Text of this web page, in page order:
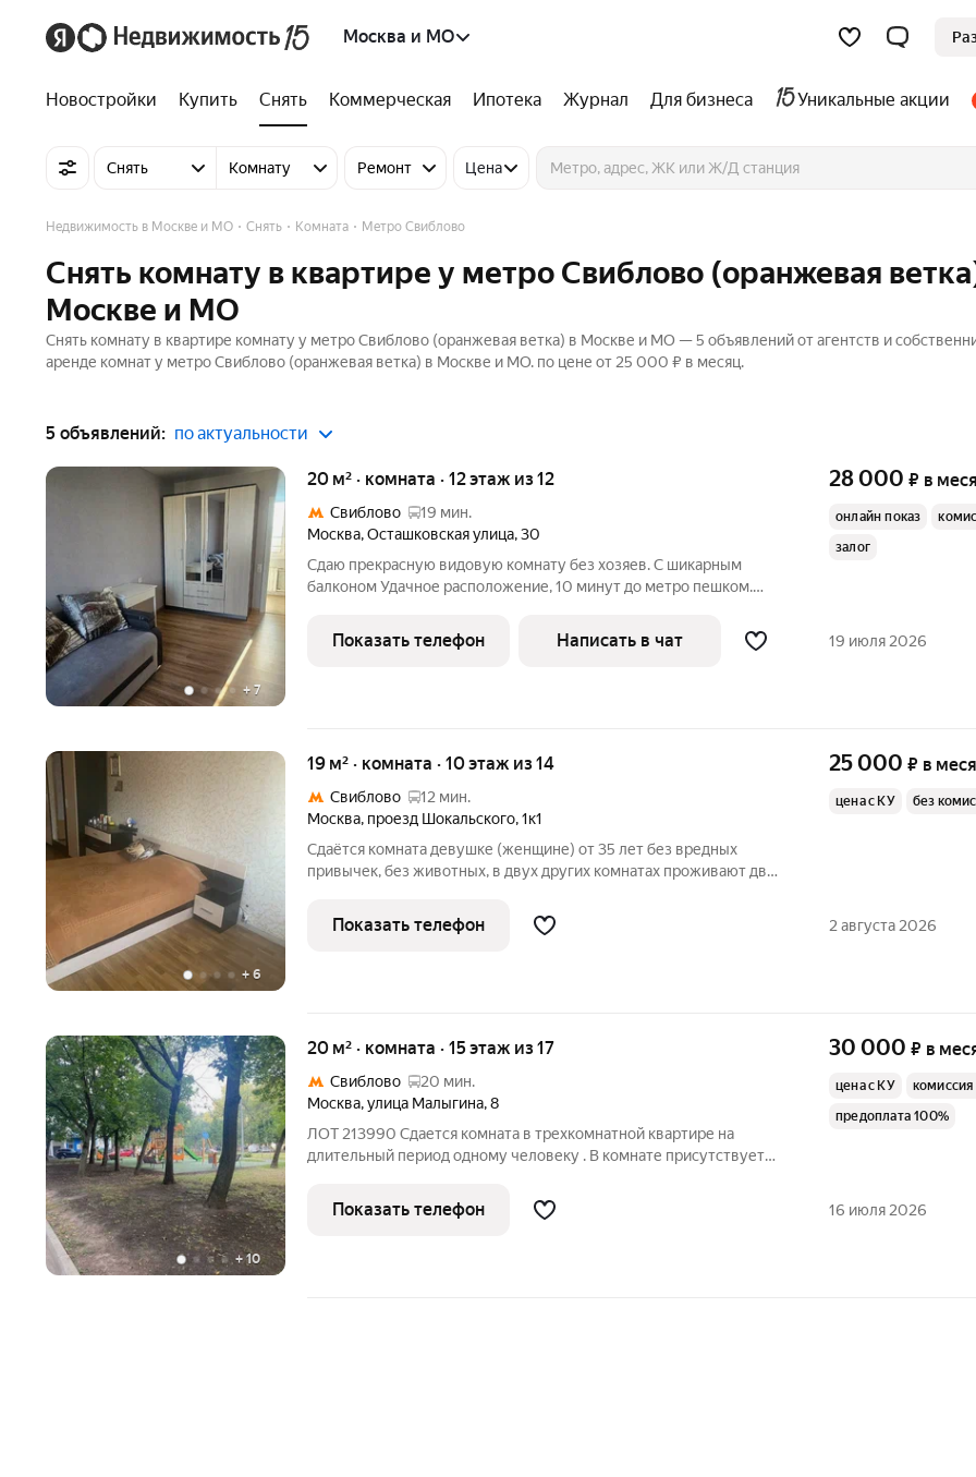
Москва и МО
Новостройки Купить Снять Коммерческая Ипотека Журнал Для бизнеса Уникальные акции
Снять Комнату Ремонт Цена
Недвижимость в Москве и МО Снять Комната Метро Свиблово
Снять комнату в квартире у метро Свиблово (оранжевая
Москве и МО
Снять комнату в квартире комнату у метро Свиблово (оранжевая ветка) в Москве и МО — 5 объявлений от агентств и
аренде комнат у метро Свиблово (оранжевая ветка) в Москве и МО. по цене от 25 000 ₽ в месяц.
5 объявлений: по актуальности
+ 7
20 м² · комната · 12 этаж из 12
Свиблово
19 мин.
Москва,Осташковская улица,30
Сдаю прекрасную видовую комнату без хозяев. С шикарным
балконом Удачное расположение, 10 минут до метро пешком.
мужчинам и парам прошу не беспокоить. ку отлельно
28 000 ₽ в
онлайн показ
залог
Показать телефон Написать в чат 19 июля 2026
+ 6
19 м² · комната · 10 этаж из 14
Свиблово
12 мин.
Москва, проезд Шокальского,1к1
Сдаётся комната девушке (женщине) от 35 лет без вредных
привычек, без животных, в двух других комнатах проживают две
метро 10 минут, в стоимость включены все коммунальные услуги.
Также в
25 000 ₽ в
цена с КУ без
Показать телефон 2 августа 2026
+10
20 м² · комната · 15 этаж из 17
Свиблово
20 мин.
Москва,улица Малыгина,8
ЛОТ 213990 Сдается комната в трехкомнатной квартире на
длительный период одному человеку . В комнате присутствует
одной женщина , в другой мужчина.
30 000 ₽ в
цена с КУ
комиссия
предоплата 100%
Показать телефон 16 июля 2026